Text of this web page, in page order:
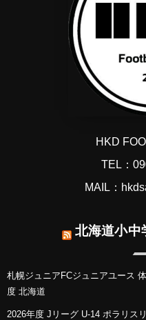
HKD
TEL：
MAIL：
北海道小中
札幌ジュニアFCジュニアユース
度 北海道
2026年度 Jリーグ U-14 ポラリス